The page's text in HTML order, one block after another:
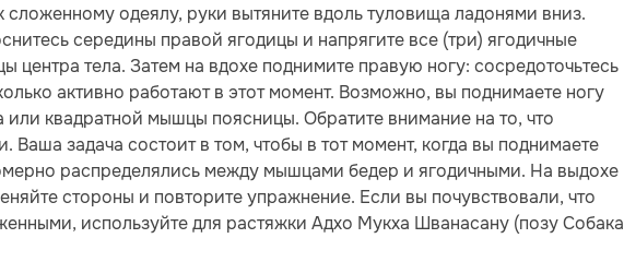
одеялу, руки вытяните вдоль туловища ладонями вниз.
середины правой ягодицы и напрягите все (три) ягодичные
центра тела. Затем на вдохе поднимите правую ногу: сосредоточьтесь
активно работают в этот момент. Возможно, вы поднимаете ногу
или квадратной мышцы поясницы. Обратите внимание на то, что
задача состоит в том, чтобы в тот момент, когда вы поднимаете
распределялись между мышцами бедер и ягодичными. На выдохе
стороны и повторите упражнение. Если вы почувствовали, что
используйте для растяжки Адхо Мукха Шванасану (позу Собака